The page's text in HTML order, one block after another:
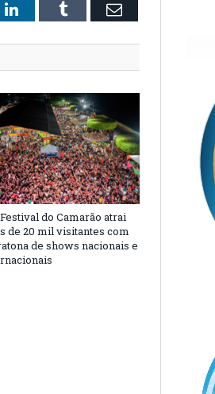
LinkedInTumblr Email
do Camarão atrai
de 20 mil visitantes com
de shows nacionais e